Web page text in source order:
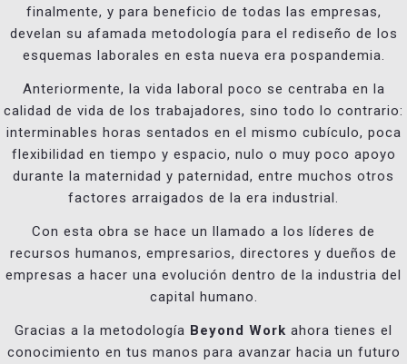
finalmente, y para beneficio de todas las empresas,
develan su afamada metodología para el rediseño de los
esquemas laborales en esta nueva era pospandemia.
Anteriormente, la vida laboral poco se centraba en la
calidad de vida de los trabajadores, sino todo lo contrario:
interminables horas sentados en el mismo cubículo, poca
flexibilidad en tiempo y espacio, nulo o muy poco apoyo
durante la maternidad y paternidad, entre muchos otros
factores arraigados de la era industrial.
Con esta obra se hace un llamado a los líderes de
recursos humanos, empresarios, directores y dueños de
empresas a hacer una evolución dentro de la industria del
capital humano.
Gracias a la metodología Beyond Work ahora tienes el
conocimiento en tus manos para avanzar hacia un futuro